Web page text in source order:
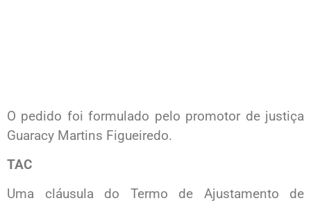
O pedido foi formulado pelo promotor de justiça
Guaracy Martins Figueiredo.
TAC
Uma cláusula do Termo de Ajustamento de